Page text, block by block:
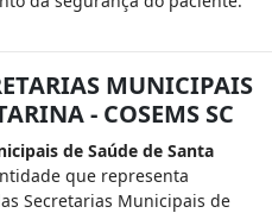
MUNICIPAIS
- COSEMS SC
de Saúde de Santa
que representa
Secretarias Municipais de